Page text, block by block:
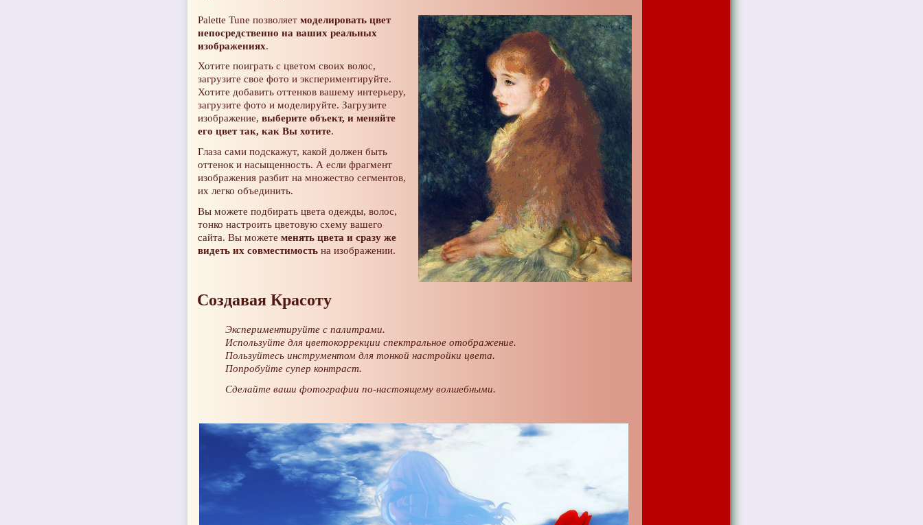
Palette Tune позволяетмоделировать цвет
непосредственно на ваших реальных
изображениях.
Хотите поиграть с цветом своих волос,
загрузите свое фото и экспериментируйте.
Хотите добавить оттенков вашему интерьеру,
загрузите фото и моделируйте. Загрузите
изображение,выберите объект, и меняйте
его цвет так, как Вы хотите.
Глаза сами подскажут, какой должен быть
оттенок и насыщенность. А если фрагмент
изображения разбит на множество сегментов,
их легко объединить.
Вы можете подбирать цвета одежды, волос,
тонко настроить цветовую схему вашего
сайта. Вы можетеменять цвета и сразу же
видеть их совместимость на изображении.
Создавая Красоту
Экспериментируйте с палитрами.
Используйте для цветокоррекции спектральное отображение.
Пользуйтесь инструментом для тонкой настройки цвета.
Попробуйте супер контраст.
Сделайте ваши фотографии по-настоящему волшебными.